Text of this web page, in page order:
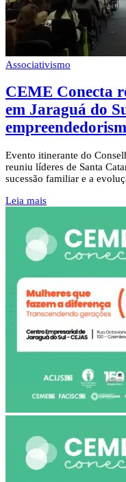
Associativismo
CEME Conecta
em Jaraguá do
Evento itinerante do
reuniu líderes de Santa
sucessão familiar e a
Leia mais